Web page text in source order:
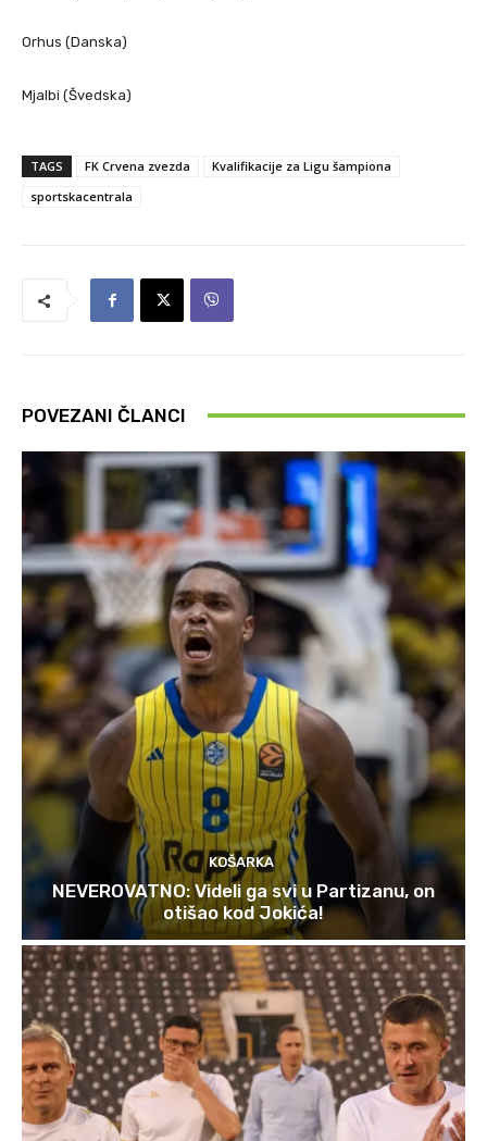
Orhus (Danska)
Mjalbi (Švedska)
TAGS FK Crvena zvezda
Kvalifikacije za Ligu šampiona
sportskacentrala
POVEZANI ČLANCI
KOŠARKA
NEVEROVATNO: Videli ga svi u Partizanu, on
otišao kod Jokića!